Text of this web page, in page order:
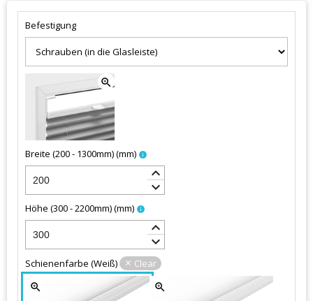
Befestigung
zoom_in
Breite (200 - 1300mm)(mm) info
keyboard_arrow_up
keyboard_arrow_down
Höhe (300 - 2200mm)(mm) info
keyboard_arrow_up
keyboard_arrow_down
Schienenfarbe (Weiß)
Clear
zoom_in
zoom_in